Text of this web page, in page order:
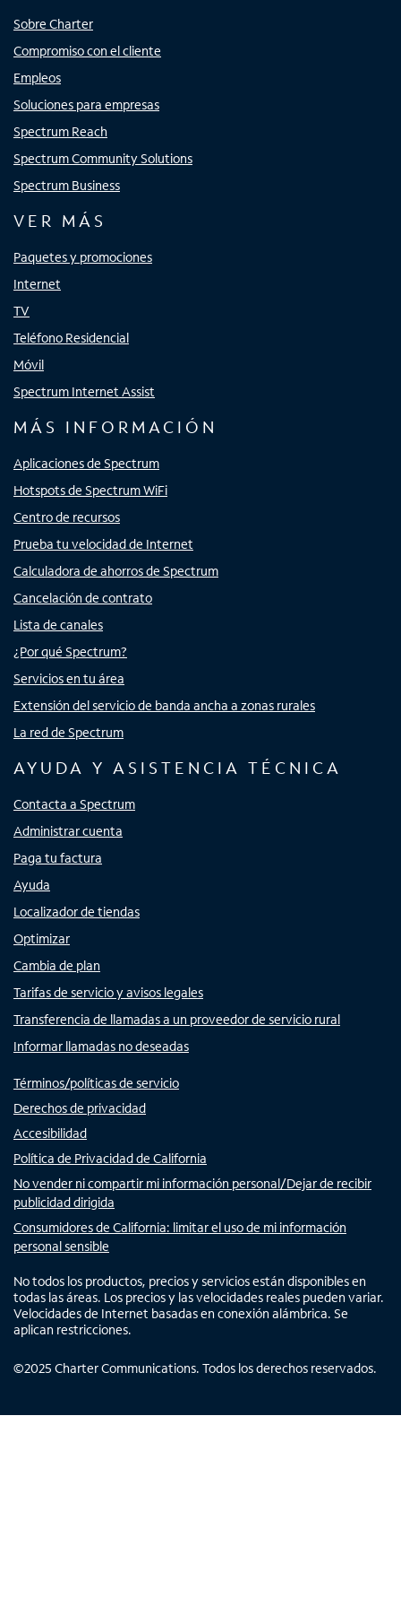
Sobre Charter
Compromiso con el cliente
Empleos
Soluciones para empresas
Spectrum Reach
Spectrum Community Solutions
Spectrum Business
VER MÁS
Paquetes y promociones
Internet
TV
Teléfono Residencial
Móvil
Spectrum Internet Assist
MÁS INFORMACIÓN
Aplicaciones de Spectrum
Hotspots de Spectrum WiFi
Centro de recursos
Prueba tu velocidad de Internet
Calculadora de ahorros de Spectrum
Cancelación de contrato
Lista de canales
¿Por qué Spectrum?
Servicios en tu área
Extensión del servicio de banda ancha a zonas rurales
La red de Spectrum
AYUDA Y ASISTENCIA TÉCNICA
Contacta a Spectrum
Administrar cuenta
Paga tu factura
Ayuda
Localizador de tiendas
Optimizar
Cambia de plan
Tarifas de servicio y avisos legales
Transferencia de llamadas a un proveedor de servicio rural
Informar llamadas no deseadas
Términos/políticas de servicio
Derechos de privacidad
Accesibilidad
Política de Privacidad de California
No vender ni compartir mi información personal/Dejar de recibir
publicidad dirigida
Consumidores de California: limitar el uso de mi información
personal sensible
No todos los productos, precios y servicios están disponibles en
todas las áreas. Los precios y las velocidades reales pueden variar.
Velocidades de Internet basadas en conexión alámbrica. Se
aplican restricciones.
©2025 Charter Communications. Todos los derechos reservados.